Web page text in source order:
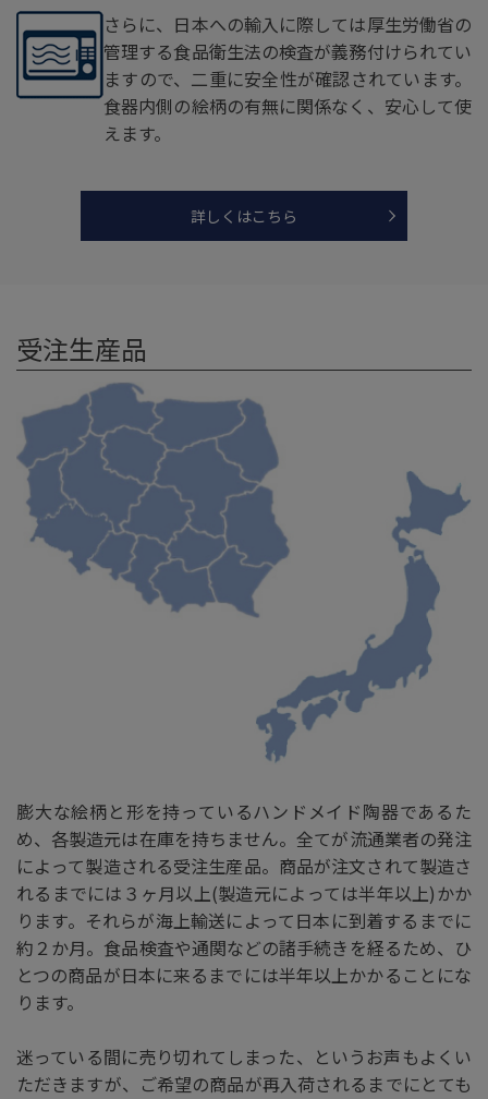
さらに、日本への輸入に際しては厚生労働省の
管理する食品衛生法の検査が義務付けられてい
ますので、二重に安全性が確認されています。
食器内側の絵柄の有無に関係なく、安心して使
えます。
詳しくはこちら
受注生産品
膨大な絵柄と形を持っているハンドメイド陶器であるた
め、各製造元は在庫を持ちません。全てが流通業者の発注
によって製造される受注生産品。商品が注文されて製造さ
れるまでには３ヶ月以上(製造元によっては半年以上)かか
ります。それらが海上輸送によって日本に到着するまでに
約２か月。食品検査や通関などの諸手続きを経るため、ひ
とつの商品が日本に来るまでには半年以上かかることにな
ります。
迷っている間に売り切れてしまった、というお声もよくい
ただきますが、ご希望の商品が再入荷されるまでにとても